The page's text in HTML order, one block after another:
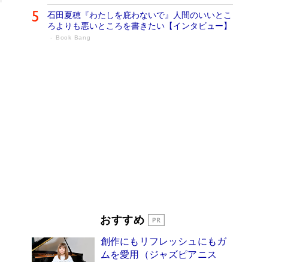
石田夏穂『わたしを庇わないで』人間のいいとこ
ろよりも悪いところを書きたい【インタビュー】
Book Bang
和田秀樹の70代、80代向け新書がベスト3を独
占 上半期1位にも選出［新書ベストセラー］
Book Bang
おすすめ
創作にもリフレッシュにもガ
ムを愛用（ジャズピアニス